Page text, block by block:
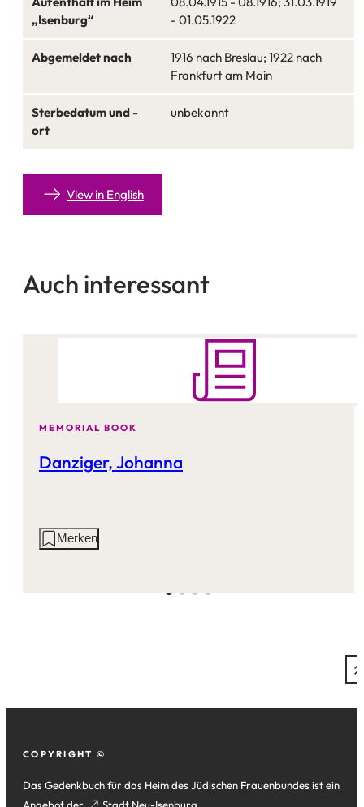
„Isenburg“
- 01.05.1922
Abgemeldet nach
1916 nach Breslau; 1922 nach
Frankfurt am Main
Sterbedatum und -
ort
unbekannt
View in English
Auch interessant
MEMORIAL BOOK
Danziger, Johanna
AktionenMerken
Fußzeile
COPYRIGHT ©
Das Gedenkbuch für das Heim des Jüdischen Frauenbundes ist ein